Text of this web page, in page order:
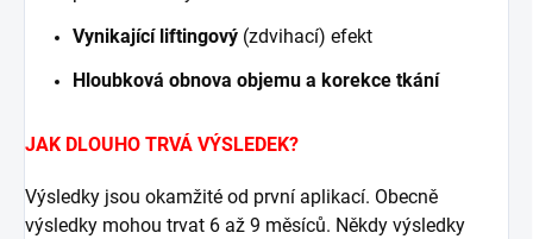
Vynikající liftingový (zdvihací) efekt
Hloubková obnova objemu a korekce tkání
JAK DLOUHO TRVÁ VÝSLEDEK?
Výsledky jsou okamžité od první aplikací. Obecně
výsledky mohou trvat 6 až 9 měsíců. Někdy výsledky